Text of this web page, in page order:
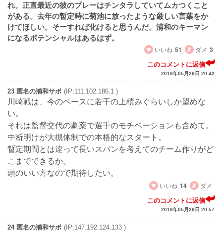
れ。正直最近の彼のプレーはチンタラしていてムカつくこと
がある。去年の暫定時に菊池に放ったような厳しい言葉をか
けてほしい。そーすれば化けると思うんだ。浦和のキーマン
になるポテンシャルはあるはず。
いいね 51 ダメ 3
このコメントに返信
2019年05月29日 20:42
23 匿名の浦和サポ (IP:111.102.186.1 )
川崎戦は、今のベースに若干の上積みぐらいしか望めな
い。
それは監督交代の劇薬で選手のモチベーションも含めて。
中断明けが大槻体制での本格的なスタート。
暫定期間とは違って長いスパンを考えてのチーム作りがど
こまでできるか。
頭のいい方なので期待したい。
いいね 14 ダメ
このコメントに返信
2019年05月29日 20:57
24 匿名の浦和サポ (IP:147.192.124.133 )